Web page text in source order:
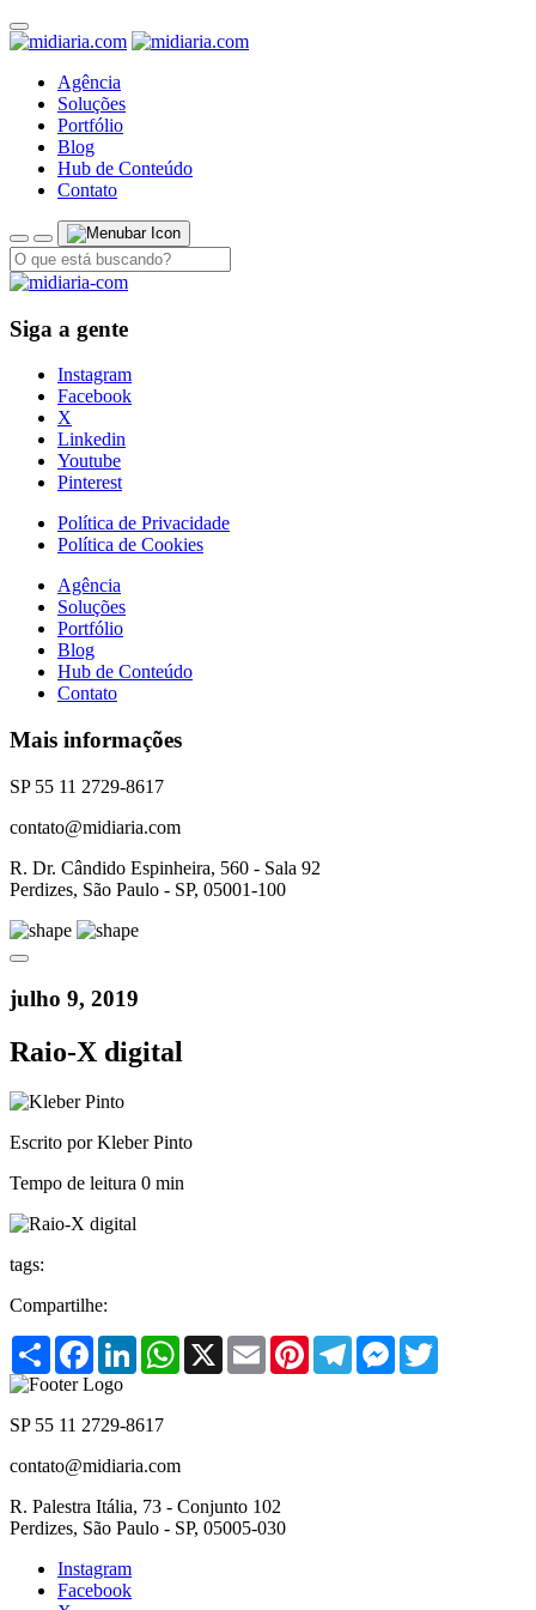
Agência
Soluções
Portfólio
Blog
Hub de Conteúdo
Contato
Siga a gente
Instagram
Facebook
X
Linkedin
Youtube
Pinterest
Política de Privacidade
Política de Cookies
Agência
Soluções
Portfólio
Blog
Hub de Conteúdo
Contato
Mais informações
SP 55 11 2729-8617
contato@midiaria.com
R. Dr. Cândido Espinheira, 560 - Sala 92
Perdizes, São Paulo - SP, 05001-100
julho 9, 2019
Raio-X digital
Escrito por Kleber Pinto
Tempo de leitura 0 min
tags:
Compartilhe:
Share FacebookLinkedInWhatsApp
X Email PinterestTelegramMessenger
SP 55 11 2729-8617
contato@midiaria.com
R. Palestra Itália, 73 - Conjunto 102
Perdizes, São Paulo - SP, 05005-030
Instagram
Facebook